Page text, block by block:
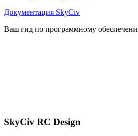
Документация SkyCiv
Ваш гид по программному
SkyCiv RC Design